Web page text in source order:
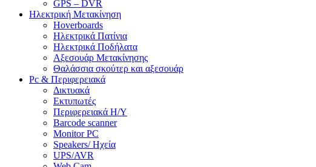
GPS – DVR
Ηλεκτρική Μετακίνηση
Hoverboards
Ηλεκτρικά Πατίνια
Ηλεκτρικά Ποδήλατα
Αξεσουάρ Μετακίνησης
Θαλάσσια σκούτερ και αξεσουάρ
Pc & Περιφερειακά
Δικτυακά
Εκτυπωτές
Περιφερειακά Η/Υ
Barcode scanner
Monitor PC
Speakers/ Ηχεία
UPS/AVR